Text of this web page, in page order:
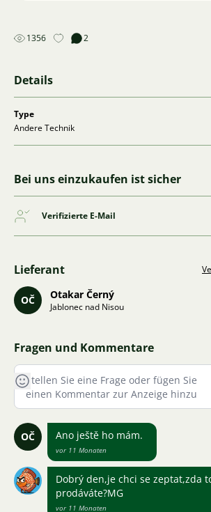
1356 2
Details
Type
Andere Technik
Bei uns einzukaufen ist sicher
Verifizierte E-Mail
Lieferant
OČ Otakar Černý
Jablonec nad Nisou
Fragen und Kommentare
OČ Ano ještě ho mám.
vor 11 Monaten
Dobrý den,je chci se zeptat,zda
prodáváte?MG
vor 11 Monaten